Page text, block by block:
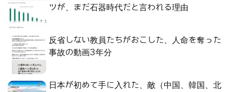
ツが、まだ石器時代だと言われる理由
反省しない教員たちがおこした、人命を奪った
事故の動画3年分
日本が初めて手に入れた、敵（中国、韓国、北